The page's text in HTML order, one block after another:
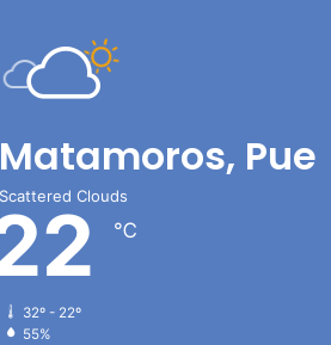
Pue
Scattered Clouds
℃
32º - 22º
55%